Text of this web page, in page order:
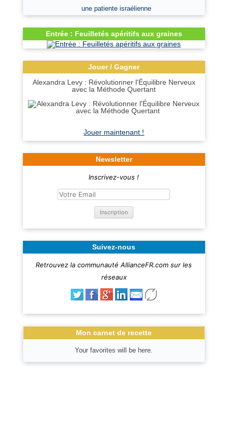
une patiente israélienne
Entrée : Feuilletés apéritifs aux graines
Jouer / Gagner
Alexandra Levy : Révolutionner l'Équilibre Nerveux
avec la Méthode Quertant
Jouer maintenant !
Newsletter
Inscrivez-vous !
Suivez-nous
Retrouvez la communauté AllianceFR.com sur les
réseaux
Mon carnet de recette
Your favorites will be here.